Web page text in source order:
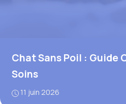
Chat Sans Poil : Guide
Soins
11 juin 2026